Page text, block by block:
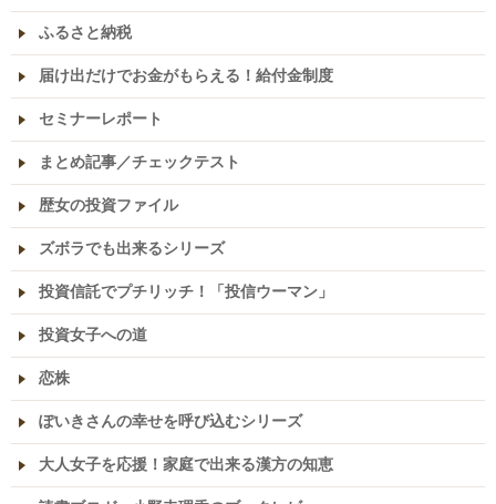
ふるさと納税
届け出だけでお金がもらえる！給付金制度
セミナーレポート
まとめ記事／チェックテスト
歴女の投資ファイル
ズボラでも出来るシリーズ
投資信託でプチリッチ！「投信ウーマン」
投資女子への道
恋株
ぽいきさんの幸せを呼び込むシリーズ
大人女子を応援！家庭で出来る漢方の知恵